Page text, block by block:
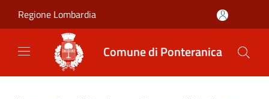
Regione Lombardia
Comune di Ponteranica